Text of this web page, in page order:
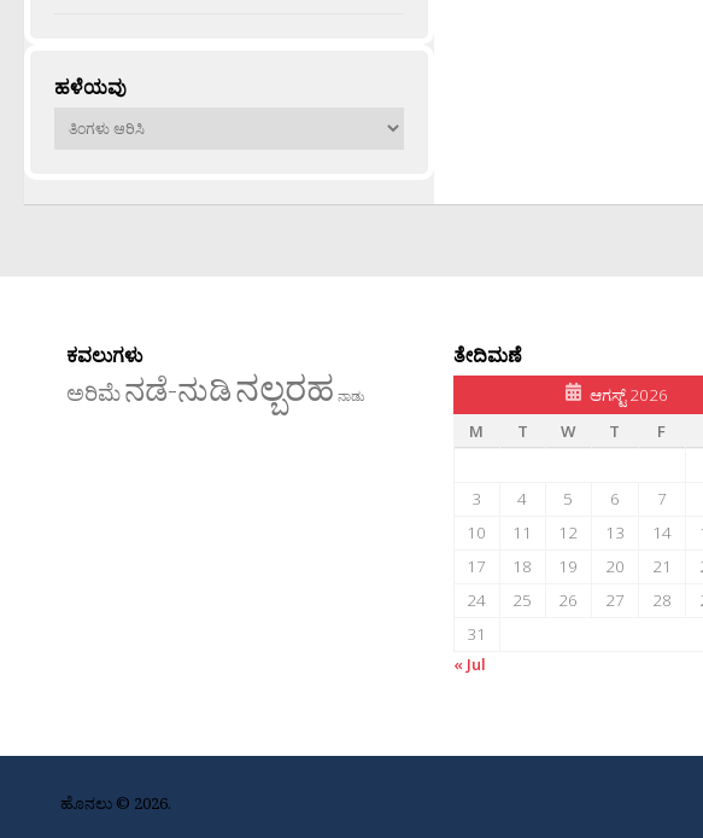
ಹಳೆಯವು
ಹಳೆಯವು
ಕವಲುಗಳು
ಅರಿಮೆನಡೆ-ನುಡಿನಲ್ಬರಹ ನಾಡು
ತೇದಿಮಣೆ
ಆಗಸ್ಟ್ 2026
M
T W T F
3
4 5 6 7
10
11 12 13 14
17
18 19 20 21
24
25 26 27 28
31
« Jul
ಹೊನಲು © 2026.